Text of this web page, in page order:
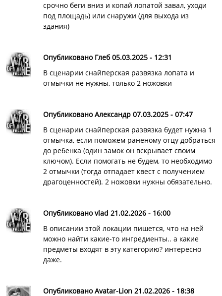
срочно беги вниз и копай лопатой завал, уходи
под площадь) или снаружи (для выхода из
здания)
Опубликовано Глеб 05.03.2025 - 12:31
В сценарии снайперская развязка лопата и
отмычки не нужны, только 2 ножовки
Опубликовано Александр 07.03.2025 - 07:47
В сценарии снайперская развязка будет нужна 1
отмычка, если поможем раненому отцу добраться
до ребенка (один замок он вскрывает своим
ключом). Если помогать не будем, то необходимо
2 отмычки (тогда отпадает квест с получением
драгоценностей). 2 ножовки нужны обязательно.
Опубликовано vlad 21.02.2026 - 16:00
В описании этой локации пишется, что на ней
можно найти какие-то ингредиенты.. а какие
предметы входят в эту категорию? интересно
даже.
Опубликовано Avatar-Lion 21.02.2026 - 18:38